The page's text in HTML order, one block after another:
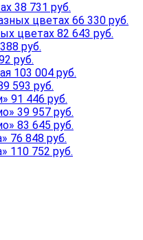
38 731 руб.
цветах 66 330 руб.
цветах 82 643 руб.
руб.
руб.
103 004 руб.
593 руб.
91 446 руб.
39 957 руб.
83 645 руб.
76 848 руб.
110 752 руб.